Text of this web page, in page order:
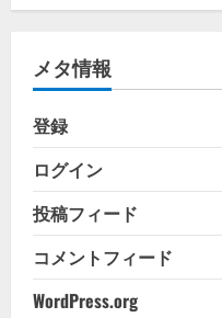
ゴ
ー
メタ情報
登録
ログイン
投稿フィード
コメントフィード
WordPress.org